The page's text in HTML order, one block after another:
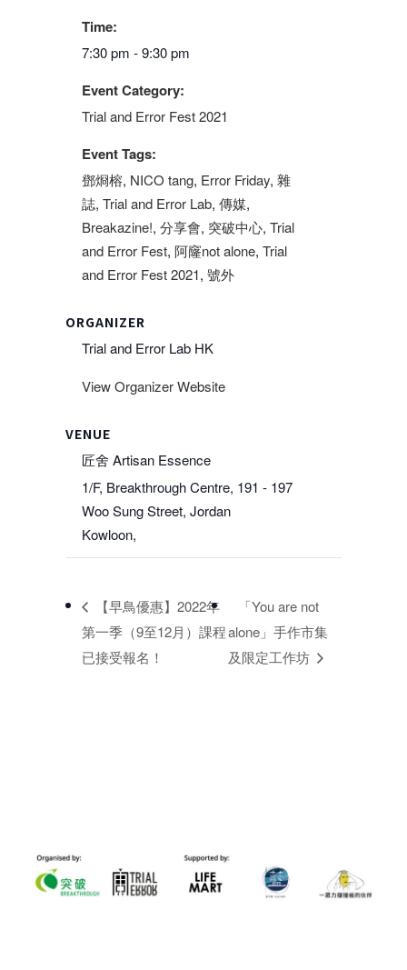
Time:
7:30 pm - 9:30 pm
Event Category:
Trial and Error Fest 2021
Event Tags:
鄧烱榕, NICO tang, Error Friday, 雜
誌, Trial and Error Lab, 傳媒,
Breakazine!, 分享會, 突破中心, Trial
and Error Fest, 阿窿not alone, Trial
and Error Fest 2021, 號外
VENUE
匠舍 Artisan Essence
1/F, Breakthrough Centre, 191 - 197
Woo Sung Street, Jordan
Kowloon,
ORGANIZER
Trial and Error Lab HK
View Organizer Website
【早鳥優惠】2022年
第一季（9至12月）課程
已接受報名！
「You are not
alone」手作市集
及限定工作坊